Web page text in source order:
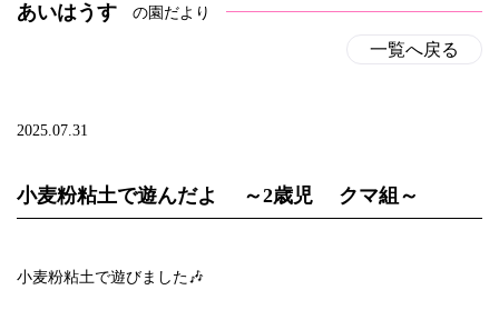
あいはうす の園だより
一覧へ戻る
2025.07.31
小麦粉粘土で遊んだよ ～2歳児 クマ組～
小麦粉粘土で遊びました🎶